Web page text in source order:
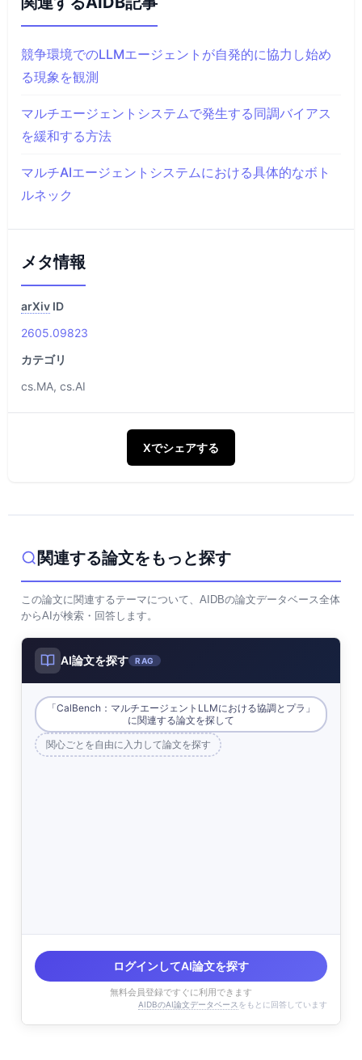
競争環境でのLLMエージェントが自発的に協力し始め
る現象を観測
マルチエージェントシステムで発生する同調バイアス
を緩和する方法
マルチAIエージェントシステムにおける具体的なボト
ルネック
メタ情報
arXiv ID
2605.09823
カテゴリ
cs.MA, cs.AI
Xでシェアする
関連する論文をもっと探す
この論文に関連するテーマについて、AIDBの論文データベース全体
からAIが検索・回答します。
AI論文を探す RAG
「CalBench：マルチエージェントLLMにおける協調とプラ」
に関連する論文を探して
関心ごとを自由に入力して論文を探す
ログインしてAI論文を探す
無料会員登録ですぐに利用できます
AIDBのAI論文データベース をもとに回答しています